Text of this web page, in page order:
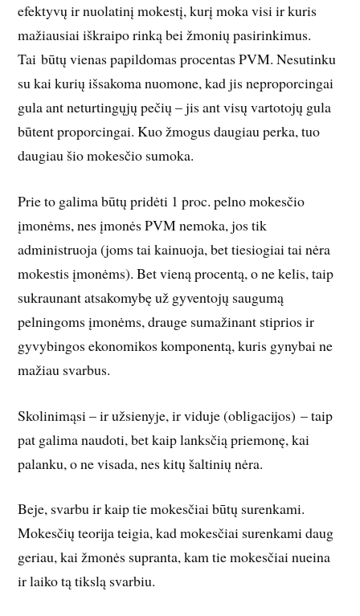
efektyvų ir nuolatinį mokestį, kurį moka visi ir kuris
mažiausiai iškraipo rinką bei žmonių pasirinkimus.
Tai būtų vienas papildomas procentas PVM. Nesutinku
su kai kurių išsakoma nuomone, kad jis neproporcingai
gula ant neturtingųjų pečių – jis ant visų vartotojų gula
būtent proporcingai. Kuo žmogus daugiau perka, tuo
daugiau šio mokesčio sumoka.
Prie to galima būtų pridėti 1 proc. pelno mokesčio
įmonėms, nes įmonės PVM nemoka, jos tik
administruoja (joms tai kainuoja, bet tiesiogiai tai nėra
mokestis įmonėms). Bet vieną procentą, o ne kelis, taip
sukraunant atsakomybę už gyventojų saugumą
pelningoms įmonėms, drauge sumažinant stiprios ir
gyvybingos ekonomikos komponentą, kuris gynybai ne
mažiau svarbus.
Skolinimąsi – ir užsienyje, ir viduje (obligacijos) – taip
pat galima naudoti, bet kaip lanksčią priemonę, kai
palanku, o ne visada, nes kitų šaltinių nėra.
Beje, svarbu ir kaip tie mokesčiai būtų surenkami.
Mokesčių teorija teigia, kad mokesčiai surenkami daug
geriau, kai žmonės supranta, kam tie mokesčiai nueina
ir laiko tą tikslą svarbiu.